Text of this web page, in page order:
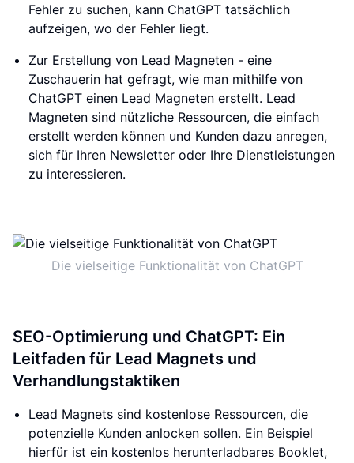
Fehler zu suchen, kann ChatGPT tatsächlich
aufzeigen, wo der Fehler liegt.
Zur Erstellung von Lead Magneten - eine
Zuschauerin hat gefragt, wie man mithilfe von
ChatGPT einen Lead Magneten erstellt. Lead
Magneten sind nützliche Ressourcen, die einfach
erstellt werden können und Kunden dazu anregen,
sich für Ihren Newsletter oder Ihre Dienstleistungen
zu interessieren.
Die vielseitige Funktionalität von ChatGPT
SEO-Optimierung und ChatGPT: Ein
Leitfaden für Lead Magnets und
Verhandlungstaktiken
Lead Magnets sind kostenlose Ressourcen, die
potenzielle Kunden anlocken sollen. Ein Beispiel
hierfür ist ein kostenlos herunterladbares Booklet,